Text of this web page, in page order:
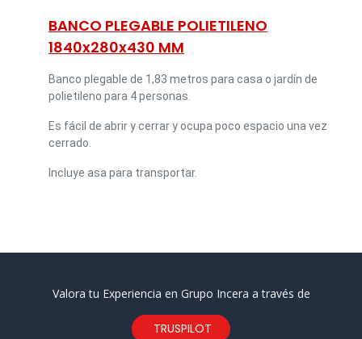
BANCO PLEGABLE POLIETILENO
1840x280x430 MM
Banco plegable de 1,83 metros para casa o jardín de
polietileno para 4 personas.
Es fácil de abrir y cerrar y ocupa poco espacio una vez
cerrado.
Incluye asa para transportar.
Valora tu Experiencia en Grupo Incera a través de
TRUSPILOT